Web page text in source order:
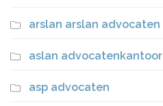
arslan arslan advocaten
aslan advocatenkantoor
asp advocaten